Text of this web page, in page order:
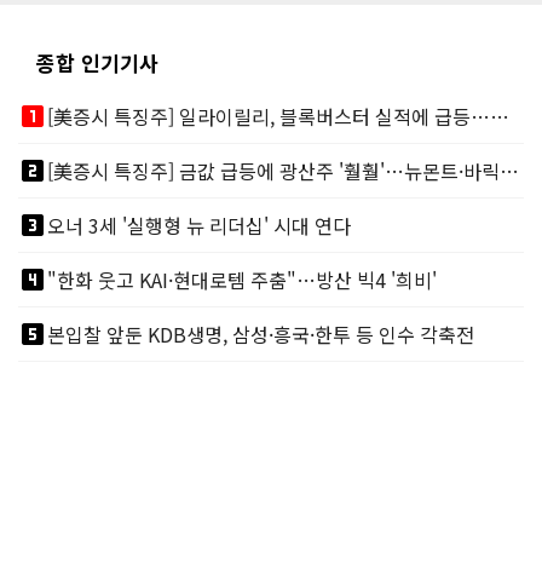
종합 인기기사
looks_one
[美증시 특징주] 일라이릴리, 블록버스터 실적에 급등…마운자로 매출 폭발
looks_two
[美증시 특징주] 금값 급등에 광산주 '훨훨'…뉴몬트·바릭마이닝 주도
looks_3오너 3세 '실행형 뉴 리더십' 시대 연다
looks_4"한화 웃고 KAI·현대로템 주춤"…방산 빅4 '희비'
looks_5본입찰 앞둔 KDB생명, 삼성·흥국·한투 등 인수 각축전